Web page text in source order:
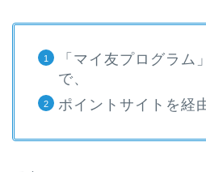
「マイ友プログラム
で、
ポイントサイトを経